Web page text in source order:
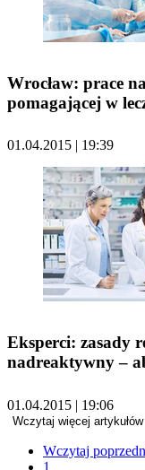
Wrocław: prace
pomagającej w
01.04.2015 | 19:39
Eksperci: zasady
nadreaktywny –
01.04.2015 | 19:06
Wczytaj więcej artykułów
Wczytaj
1